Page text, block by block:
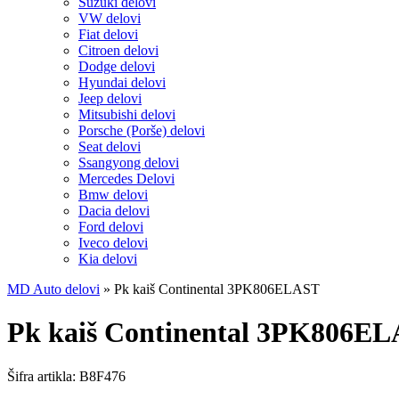
VW delovi
Fiat delovi
Citroen delovi
Dodge delovi
Hyundai delovi
Jeep delovi
Mitsubishi delovi
Porsche (Porše) delovi
Seat delovi
Ssangyong delovi
Mercedes Delovi
Bmw delovi
Dacia delovi
Ford delovi
Iveco delovi
Kia delovi
MD Auto delovi » Pk kaiš Continental 3PK806ELAST
Pk kaiš Continental
Šifra artikla: B8F476